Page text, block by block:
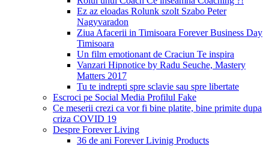
Ez az eloadas Rolunk szolt Szabo Peter
Nagyvaradon
Ziua Afacerii in Timisoara Forever Business Day
Timisoara
Un film emotionant de Craciun Te inspira
Vanzari Hipnotice by Radu Seuche, Mastery
Matters 2017
Tu te indrepti spre sclavie sau spre libertate
Escroci pe Social Media Profilul Fake
Ce meserii crezi ca vor fi bine platite, bine primite dupa
criza COVID 19
Despre Forever Living
36 de ani Forever Livinig Products